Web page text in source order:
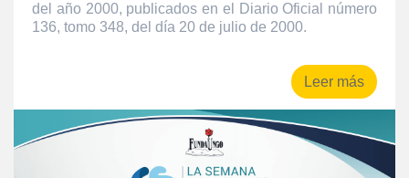
del año 2000, publicados en el Diario Oficial número
136, tomo 348, del día 20 de julio de 2000.
Leer más